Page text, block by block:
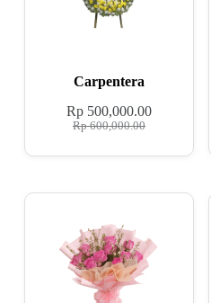
Carpentera
Rp600,000.00
Rp500,000.00